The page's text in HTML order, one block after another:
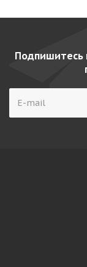
Подпишитесь